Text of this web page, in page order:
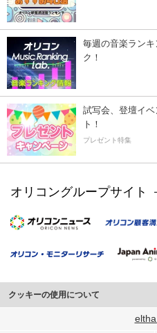
毎週の音楽ラン
ク！
試写会、登壇イ
ト！
プレゼント特集
オリコングループサイト
クッキーの使用について
このサイトでは Cookie を使用して、